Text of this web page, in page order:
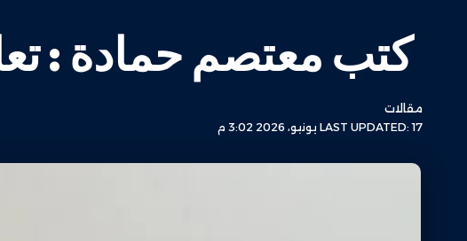
كتب معتصم حمادة :
LAST UPDATED: 17 يونيو، 2026 3:02 م
مقالات